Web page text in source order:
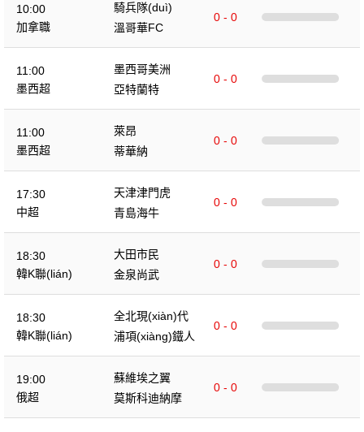
10:00
加拿職
騎兵隊(duì)
0 - 0
溫哥華FC
11:00
墨西超
墨西哥美洲
0 - 0
亞特蘭特
11:00
墨西超
萊昂
0 - 0
蒂華納
17:30
中超
天津津門虎
0 - 0
青島海牛
18:30
韓K聯(lián)
大田市民
0 - 0
金泉尚武
18:30
韓K聯(lián)
全北現(xiàn)代
0 - 0
浦項(xiàng)鐵人
19:00
俄超
蘇維埃之翼
0 - 0
莫斯科迪納摩